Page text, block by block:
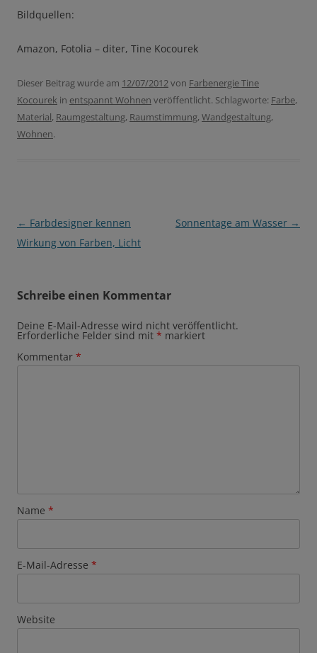
Bildquellen:
Amazon, Fotolia – diter, Tine Kocourek
Dieser Beitrag wurde am 12/07/2012von Farbenergie Tine
Kocourek in entspannt Wohnen veröffentlicht. Schlagworte: Farbe,
Material, Raumgestaltung, Raumstimmung, Wandgestaltung,
Wohnen.
Beitragsnavigation
← Farbdesigner kennen
Wirkung von Farben, Licht
Sonnentage am Wasser →
Schreibe einen Kommentar
Deine E-Mail-Adresse wird nicht veröffentlicht.
Erforderliche Felder sind mit * markiert
Kommentar *
Name *
E-Mail-Adresse *
Website